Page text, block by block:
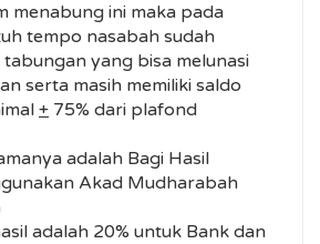
menabung ini maka pada
tempo nasabah sudah
tabungan yang bisa melunasi
serta masih memiliki saldo
+ 75% dari plafond
adalah Bagi Hasil
Akad Mudharabah
adalah 20% untuk Bank dan